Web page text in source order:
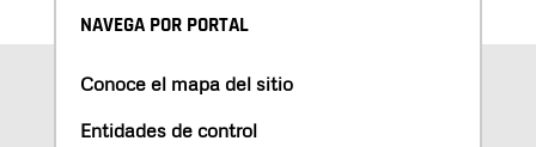
NAVEGA POR PORTAL
Conoce el mapa del sitio
Entidades de control